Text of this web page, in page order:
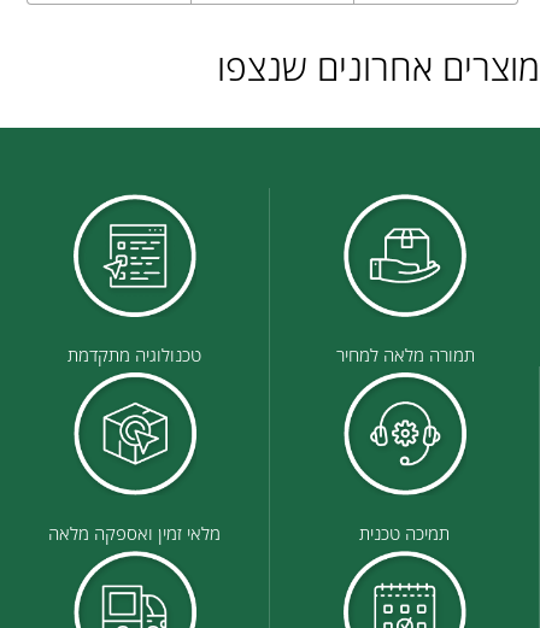
מוצרים אחרונים שנצפו
תמורה מלאה למחיר טכנולוגיה מתקדמת
תמיכה טכנית מלאי זמין ואספקה מלאה